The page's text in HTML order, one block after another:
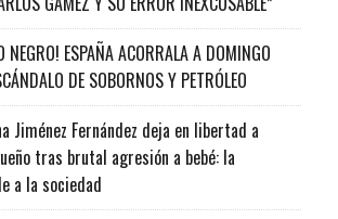
NEGRO! ESPAÑA ACORRALA A DOMINGO
DE SOBORNOS Y PETRÓLEO
Jiménez Fernández deja en libertad a
tras brutal agresión a bebé: la
a la sociedad